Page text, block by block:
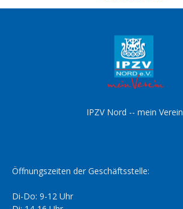
IPZV Nord -- mein Verein
Öffnungszeiten der Geschäftsstelle:
Di-Do: 9-12 Uhr